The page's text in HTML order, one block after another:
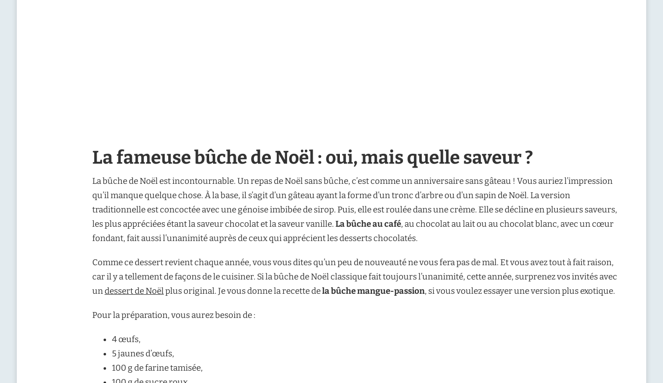
La fameuse bûche de Noël : oui, mais quelle saveur ?
La bûche de Noël est incontournable. Un repas de Noël sans bûche, c’est comme un anniversaire sans gâteau ! Vous auriez l’impression
qu’il manque quelque chose. À la base, il s’agit d’un gâteau ayant la forme d’un tronc d’arbre ou d’un sapin de Noël. La version
traditionnelle est concoctée avec une génoise imbibée de sirop. Puis, elle est roulée dans une crème. Elle se décline en plusieurs saveurs,
les plus appréciées étant la saveur chocolat et la saveur vanille.La bûche au café, au chocolat au lait ou au chocolat blanc, avec un cœur
fondant, fait aussi l’unanimité auprès de ceux qui apprécient les desserts chocolatés.
Comme ce dessert revient chaque année, vous vous dites qu’un peu de nouveauté ne vous fera pas de mal. Et vous avez tout à fait raison,
car il y a tellement de façons de le cuisiner. Si la bûche de Noël classique fait toujours l’unanimité, cette année, surprenez vos invités avec
undessert de Noëlplus original. Je vous donne la recette dela bûche mangue-passion, si vous voulez essayer une version plus exotique.
Pour la préparation, vous aurez besoin de :
4 œufs,
5 jaunes d’œufs,
100 g de farine tamisée,